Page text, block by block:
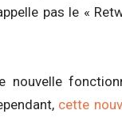
pas le «
cette